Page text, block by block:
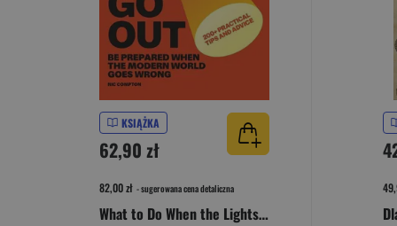
KSIĄŻKA
62,90 zł
82,00 zł - sugerowana cena detaliczna
What to Do When the Lights Go Out